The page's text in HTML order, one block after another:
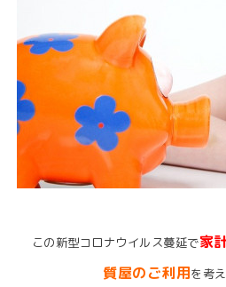
この新型コロナウイルス蔓延で家
質屋のご利用を考